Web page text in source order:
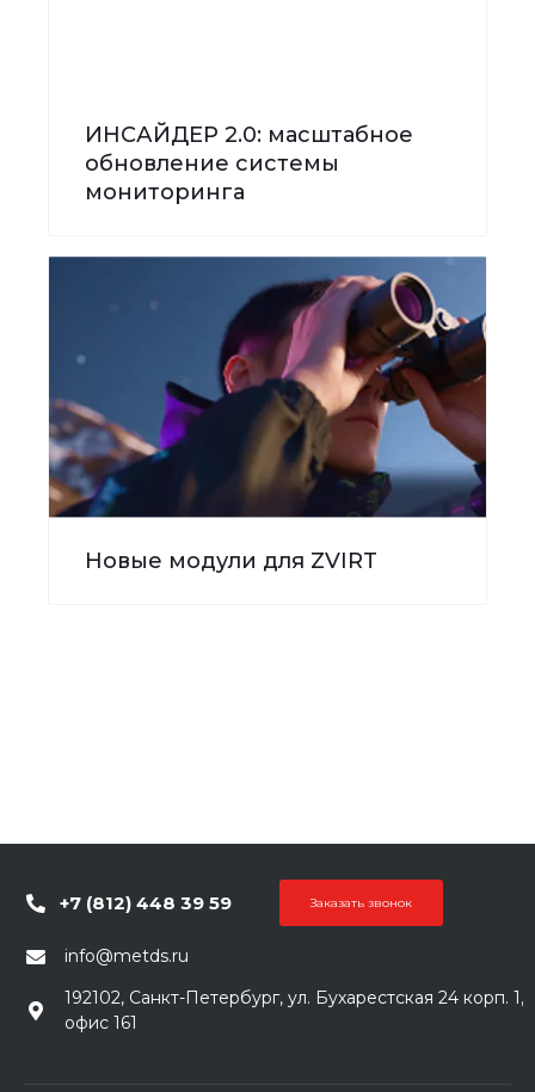
ИНСАЙДЕР 2.0: масштабное
обновление системы
мониторинга
Новые модули для ZVIRT
+7 (812) 448 39 59 Заказать звонок
info@metds.ru
192102, Санкт-Петербург, ул. Бухарестская 24 корп. 1,
офис 161